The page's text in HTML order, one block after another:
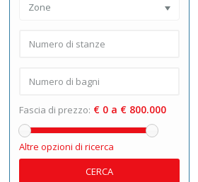
Zone
Fascia di prezzo: € 0 a € 800.000
Altre opzioni di ricerca
CERCA